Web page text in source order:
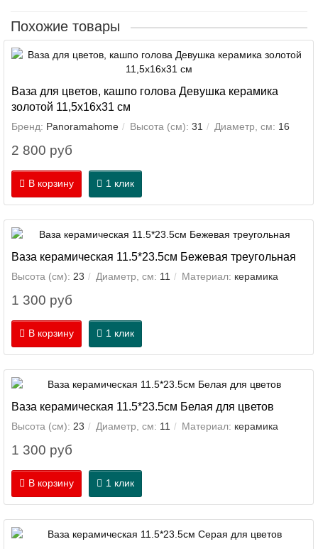
Похожие товары
Ваза для цветов, кашпо голова Девушка керамика
золотой 11,5х16х31 см
Бренд: Panoramahome Высота (см): 31 Диаметр, см: 16
2 800 руб
В корзину 1 клик
Ваза керамическая 11.5*23.5см Бежевая треугольная
Высота (см): 23 Диаметр, см: 11 Материал: керамика
1 300 руб
В корзину 1 клик
Ваза керамическая 11.5*23.5см Белая для цветов
Высота (см): 23 Диаметр, см: 11 Материал: керамика
1 300 руб
В корзину 1 клик